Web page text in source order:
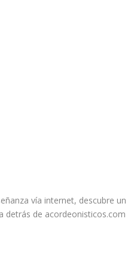
vía internet, descubre un
detrás de acordeonisticos.com